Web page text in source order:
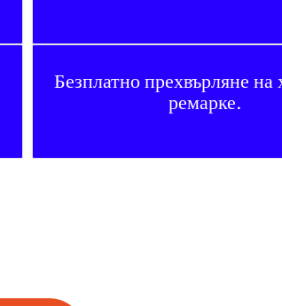
Безплатно прехвърляне на
ремарке.